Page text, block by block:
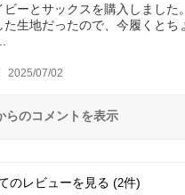
ビーとサックスを購入しました
た生地だったので、今履くとち
2025/07/02
らのコメントを表示
のレビューを見る (2件)